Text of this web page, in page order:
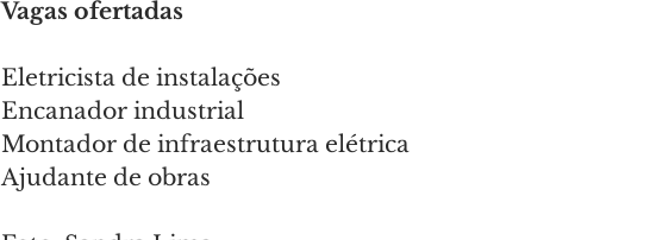
Vagas ofertadas
Eletricista de instalações
Encanador industrial
Montador de infraestrutura elétrica
Ajudante de obras